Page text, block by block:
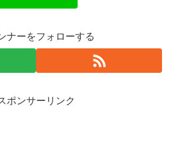
ナーをフォローする
ポンサーリンク